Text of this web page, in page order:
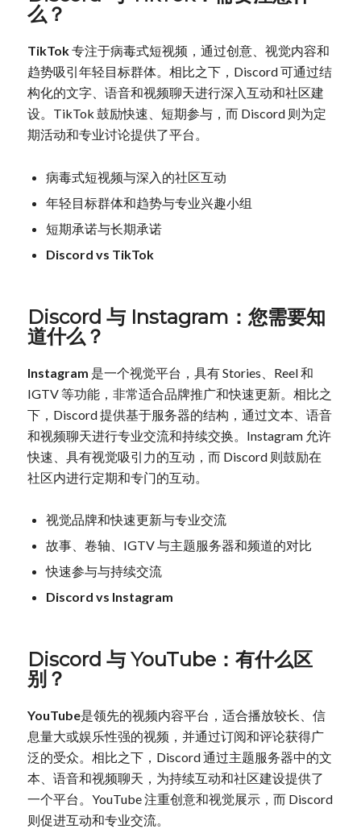
么？
TikTok专注于病毒式短视频，通过创意、视觉内容和
趋势吸引年轻目标群体。相比之下，Discord 可通过结
构化的文字、语音和视频聊天进行深入互动和社区建
设。TikTok 鼓励快速、短期参与，而 Discord 则为定
期活动和专业讨论提供了平台。
病毒式短视频与深入的社区互动
年轻目标群体和趋势与专业兴趣小组
短期承诺与长期承诺
Discord vs TikTok
Discord 与 Instagram：您需要知
道什么？
Instagram 是一个视觉平台，具有 Stories、Reel 和
IGTV 等功能，非常适合品牌推广和快速更新。相比之
下，Discord 提供基于服务器的结构，通过文本、语音
和视频聊天进行专业交流和持续交换。Instagram 允许
快速、具有视觉吸引力的互动，而 Discord 则鼓励在
社区内进行定期和专门的互动。
视觉品牌和快速更新与专业交流
故事、卷轴、IGTV 与主题服务器和频道的对比
快速参与与持续交流
Discord vs Instagram
Discord 与 YouTube：有什么区
别？
YouTube是领先的视频内容平台，适合播放较长、信
息量大或娱乐性强的视频，并通过订阅和评论获得广
泛的受众。相比之下，Discord 通过主题服务器中的文
本、语音和视频聊天，为持续互动和社区建设提供了
一个平台。YouTube 注重创意和视觉展示，而 Discord
则促进互动和专业交流。